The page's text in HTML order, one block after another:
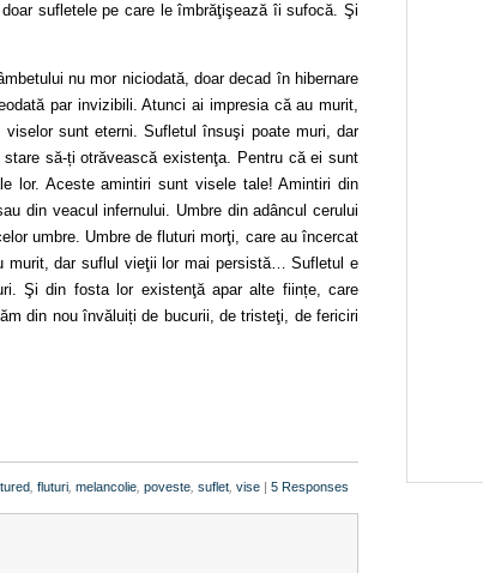
sufletele pe care le îmbrăţişează îi sufocă. Şi
nu mor niciodată, doar decad în hibernare
par invizibili. Atunci ai impresia că au murit,
sunt eterni. Sufletul însuşi poate muri, dar
să-ți otrăvească existenţa. Pentru că ei sunt
lor. Aceste amintiri sunt visele tale! Amintiri din
din veacul infernului. Umbre din adâncul cerului
umbre. Umbre de fluturi morţi, care au încercat
dar suflul vieţii lor mai persistă… Sufletul e
Şi din fosta lor existenţă apar alte ființe, care
din nou învăluiți de bucurii, de tristeţi, de fericiri
fluturi melancolie poveste suflet vise | 5 Responses